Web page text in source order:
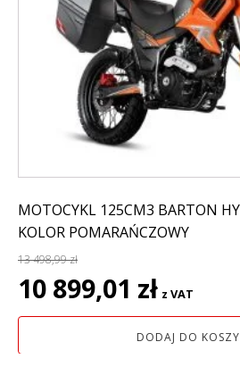
MOTOCYKL 125CM3 BARTON
KOLOR POMARAŃCZOWY
13 498,99zł
Pierwotna
cena
wynosiła:
10 899,01 zł cena
wynosi:
10
z VAT
DODAJ DO